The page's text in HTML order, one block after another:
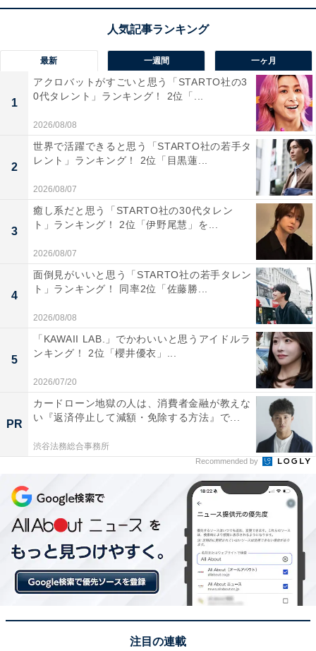
でなく食事も楽しめます。
＞次ページ：10位までのランキング結果
こちらもおすすめ
【長野】外国人に人気の観光地ランキング！ 2
位「河童橋」、1位は？
1 2
最新 一週間 一ヶ月
1
アクロバットがすごいと思う「STARTO社の3
0代タレント」ランキング！ 2位「...
2026/08/08
2
世界で活躍できると思う「STARTO社の若手タ
レント」ランキング！ 2位「目黒蓮...
2026/08/07
3
癒し系だと思う「STARTO社の30代タレン
ト」ランキング！ 2位「伊野尾慧」を...
2026/08/07
4
面倒見がいいと思う「STARTO社の若手タレン
ト」ランキング！ 同率2位「佐藤勝...
2026/08/08
5
「KAWAII LAB.」でかわいいと思うアイドルラ
ンキング！ 2位「櫻井優衣」...
2026/07/20
PR
カードローン地獄の人は、消費者金融が教えな
い『返済停止して減額・免除する方法』で...
渋谷法務総合事務所
Recommended by
注目の連載